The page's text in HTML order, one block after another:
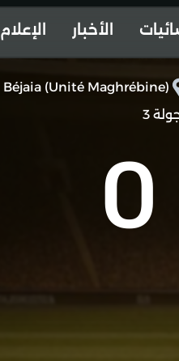
الأخبار الإعلام
Béjaia (Unité Maghrébine)
3
0